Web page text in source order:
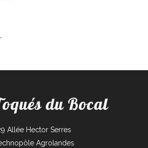
du Bocal
Allée Hector Serres
Agrolandes